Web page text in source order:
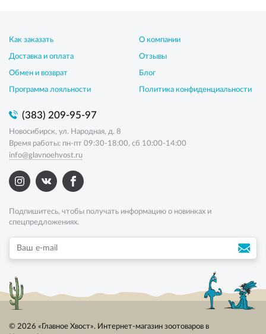
Как заказать
Доставка и оплата
Обмен и возврат
Программа лояльности
О компании
Отзывы
Блог
Политика конфиденциальности
(383) 209-95-97
Новосибирск, ул. Народная, д. 8
Время работы: пн-пт 09:30-18:00, сб 10:00-14:00
info@glavnoehvost.ru
Подпишитесь, чтобы получать информацию о новинках и
спецпредложениях.
© 2026 «Главное Хвост». Интернет-магазин зоотоваров в